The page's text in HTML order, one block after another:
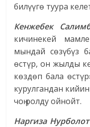
билүүгө туура
Кенжебек
кичинекей
мындай сөзүбүз
өстүр, он жылды
көздөп бала
курулгандан
чоӊ ролду ойнойт.
Наргиза